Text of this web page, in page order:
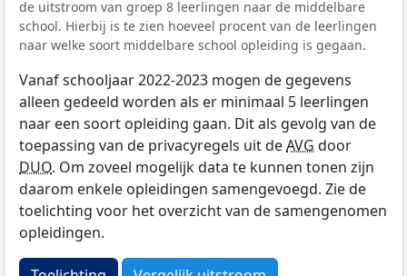
de uitstroom van groep 8 leerlingen naar de middelbare
school. Hierbij is te zien hoeveel procent van de leerlingen
naar welke soort middelbare school opleiding is gegaan.
Vanaf schooljaar 2022-2023 mogen de gegevens
alleen gedeeld worden als er minimaal 5 leerlingen
naar een soort opleiding gaan. Dit als gevolg van de
toepassing van de privacyregels uit deAVG door
DUO. Om zoveel mogelijk data te kunnen tonen zijn
daarom enkele opleidingen samengevoegd. Zie de
toelichting voor het overzicht van de samengenomen
opleidingen.